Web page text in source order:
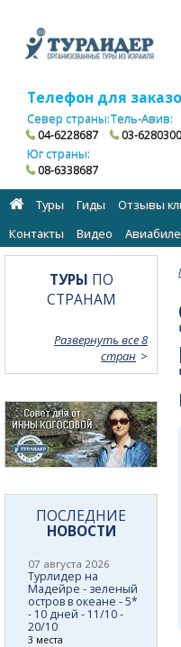
Телефон для
Север страны:
04-6228687
Тель-Авив:
03-6280300
Юг страны:
08-6338687
Туры Гиды Отзывы
Контакты
Видео
ТУРЫ ПО
СТРАНАМ
Развернуть все 8
стран
ПОСЛЕДНИЕ
НОВОСТИ
07 августа 2026
Турлидер на
Мадейре - зеленый
остров в океане - 5*
- 10 дней - 11/10 -
20/10
3 места